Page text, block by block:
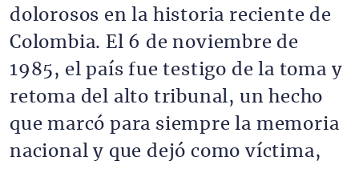
dolorosos en la historia reciente de
Colombia. El 6 de noviembre de
1985, el país fue testigo de la toma y
retoma del alto tribunal, un hecho
que marcó para siempre la memoria
nacional y que dejó como víctima,